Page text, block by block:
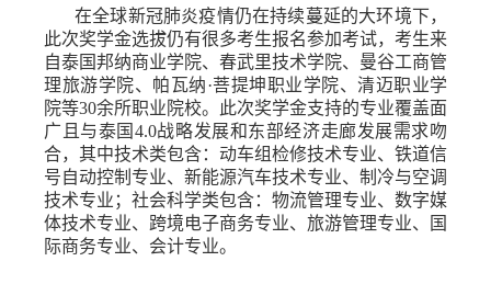
在全球新冠肺炎疫情仍在持续蔓延的大环境下，
此次奖学金选拔仍有很多考生报名参加考试，考生来
自泰国邦纳商业学院、春武里技术学院、曼谷工商管
理旅游学院、帕瓦纳·菩提坤职业学院、清迈职业学
院等30余所职业院校。此次奖学金支持的专业覆盖面
广且与泰国4.0战略发展和东部经济走廊发展需求吻
合，其中技术类包含：动车组检修技术专业、铁道信
号自动控制专业、新能源汽车技术专业、制冷与空调
技术专业；社会科学类包含：物流管理专业、数字媒
体技术专业、跨境电子商务专业、旅游管理专业、国
际商务专业、会计专业。